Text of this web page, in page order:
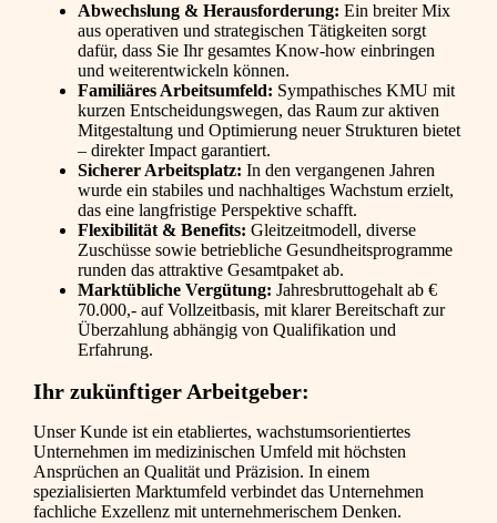
Abwechslung & Herausforderung: Ein breiter Mix
aus operativen und strategischen Tätigkeiten sorgt
dafür, dass Sie Ihr gesamtes Know-how einbringen
und weiterentwickeln können.
Familiäres Arbeitsumfeld: Sympathisches KMU mit
kurzen Entscheidungswegen, das Raum zur aktiven
Mitgestaltung und Optimierung neuer Strukturen bietet
– direkter Impact garantiert.
Sicherer Arbeitsplatz: In den vergangenen Jahren
wurde ein stabiles und nachhaltiges Wachstum erzielt,
das eine langfristige Perspektive schafft.
Flexibilität & Benefits: Gleitzeitmodell, diverse
Zuschüsse sowie betriebliche Gesundheitsprogramme
runden das attraktive Gesamtpaket ab.
Marktübliche Vergütung: Jahresbruttogehalt ab €
70.000,- auf Vollzeitbasis, mit klarer Bereitschaft zur
Überzahlung abhängig von Qualifikation und
Erfahrung.
Ihr zukünftiger Arbeitgeber:
Unser Kunde ist ein etabliertes, wachstumsorientiertes
Unternehmen im medizinischen Umfeld mit höchsten
Ansprüchen an Qualität und Präzision. In einem
spezialisierten Marktumfeld verbindet das Unternehmen
fachliche Exzellenz mit unternehmerischem Denken.